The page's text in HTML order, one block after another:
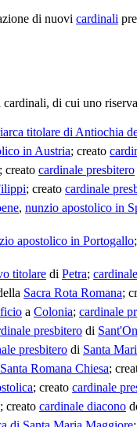
di nuovi cardinali
di cui uno
titolare di Antiochia
in Austria; creato
; creato cardinale presbitero
; creato cardinale
, nunzio apostolico in
apostolico in Portogallo
titolare di Petra;
Sacra Rota Romana;
a Colonia; cardinale
presbitero di
presbitero di Santa
Romana Chiesa;
; creato cardinale
; creato cardinale diacono